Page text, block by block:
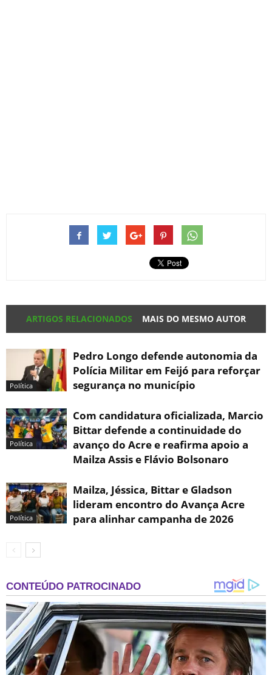
ARTIGOS RELACIONADOS MAIS DO MESMO AUTOR
Política
Pedro Longo defende autonomia da
Polícia Militar em Feijó para reforçar
segurança no município
Política
Com candidatura oficializada, Marcio
Bittar defende a continuidade do
avanço do Acre e reafirma apoio a
Mailza Assis e Flávio Bolsonaro
Política
Mailza, Jéssica, Bittar e Gladson
lideram encontro do Avança Acre
para alinhar campanha de 2026